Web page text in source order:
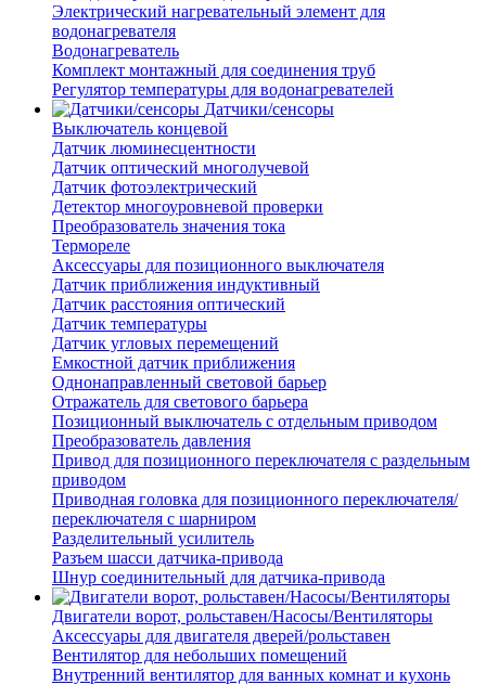
Электрический нагревательный элемент для
водонагревателя
Водонагреватель
Комплект монтажный для соединения труб
Регулятор температуры для водонагревателей
Датчики/сенсоры
Выключатель концевой
Датчик люминесцентности
Датчик оптический многолучевой
Датчик фотоэлектрический
Детектор многоуровневой проверки
Преобразователь значения тока
Термореле
Аксессуары для позиционного выключателя
Датчик приближения индуктивный
Датчик расстояния оптический
Датчик температуры
Датчик угловых перемещений
Емкостной датчик приближения
Однонаправленный световой барьер
Отражатель для светового барьера
Позиционный выключатель с отдельным приводом
Преобразователь давления
Привод для позиционного переключателя с раздельным
приводом
Приводная головка для позиционного переключателя/
переключателя с шарниром
Разделительный усилитель
Разъем шасси датчика-привода
Шнур соединительный для датчика-привода
Двигатели ворот, рольставен/Насосы/Вентиляторы
Аксессуары для двигателя дверей/рольставен
Вентилятор для небольших помещений
Внутренний вентилятор для ванных комнат и кухонь